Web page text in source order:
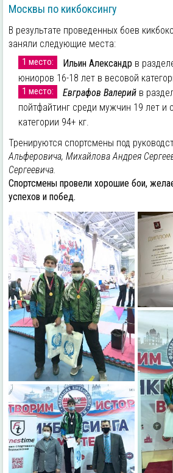
Москвы по кикбоксингу
В результате проведенных боев
заняли следующие места:
1 место: Ильин Александр в
юниоров 16-18 лет в весовой
1 место: Евграфов Валерий в
пойтфайтинг среди мужчин 19 лет и
категории 94+ кг.
Тренируются спортсмены под
Альферовича, Михайлова Андрея
Сергеевича.
Спортсмены провели хорошие бои,
успехов и побед.